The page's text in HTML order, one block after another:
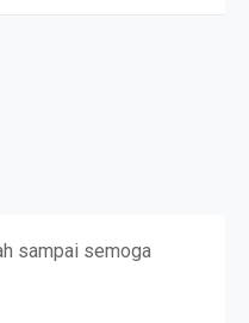
sampai semoga